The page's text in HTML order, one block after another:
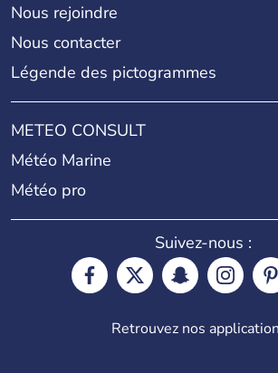
Nous rejoindre
Nous contacter
Légende des pictogrammes
METEO CONSULT
Météo Marine
Météo pro
Suivez-nous :
Retrouvez nos